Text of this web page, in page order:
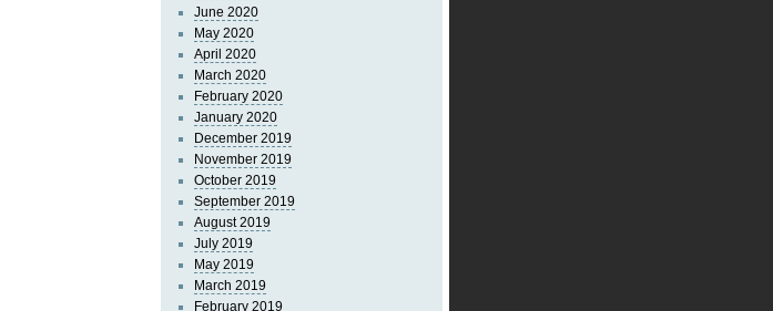
June 2020
May 2020
April 2020
March 2020
February 2020
January 2020
December 2019
November 2019
October 2019
September 2019
August 2019
July 2019
May 2019
March 2019
February 2019